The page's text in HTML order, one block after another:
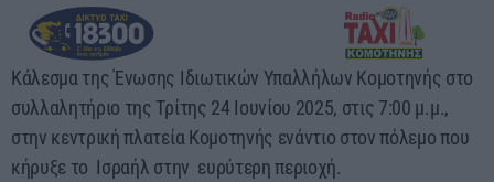
Κάλεσμα της Ένωσης Ιδιωτικών Υπαλλήλων Κομοτηνής στο
συλλαλητήριο της Τρίτης 24 Ιουνίου 2025, στις 7:00 μ.μ.,
στην κεντρική πλατεία Κομοτηνής ενάντιο στον πόλεμο που
κήρυξε το Ισραήλ στην ευρύτερη περιοχή.